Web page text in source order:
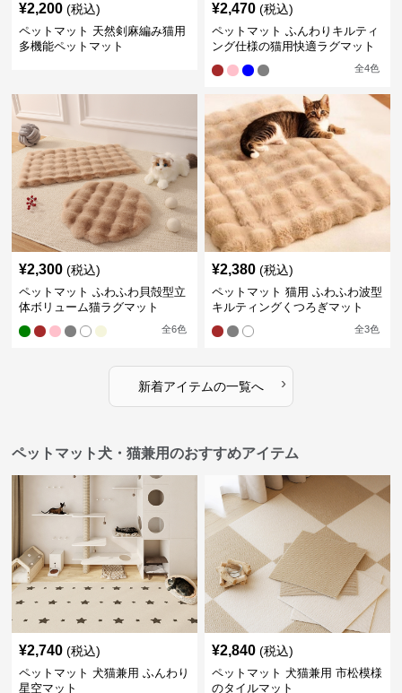
¥2,200 (税込)
ペットマット 天然剣麻編み猫用
多機能ペットマット
¥2,470 (税込)
ペットマット ふんわりキルティ
ング仕様の猫用快適ラグマット
全4色
¥2,300 (税込)
ペットマット ふわふわ貝殻型立
体ボリューム猫ラグマット
全6色
¥2,380 (税込)
ペットマット 猫用 ふわふわ波型
キルティングくつろぎマット
全3色
新着アイテムの一覧へ ›
ペットマット犬・猫兼用のおすすめアイテム
¥2,740 (税込)
ペットマット 犬猫兼用 ふんわり
星空マット
¥2,840 (税込)
ペットマット 犬猫兼用 市松模様
のタイルマット